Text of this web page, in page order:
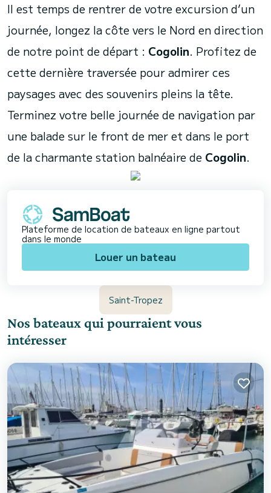
Il est temps de rentrer de votre excursion d’un
journée, longez la côte vers le Nord en direction
de notre point de départ : Cogolin. Profitez de
cette dernière traversée pour admirer ces
paysages avec des souvenirs pleins la tête.
Terminez votre belle journée de navigation par
une balade sur le front de mer et dans le port
de la charmante station balnéaire de Cogolin.
Plateforme de location de bateaux en ligne partout
dans le monde
Louer un bateau
Saint-Tropez
Nos bateaux qui pourraient vous
intéresser